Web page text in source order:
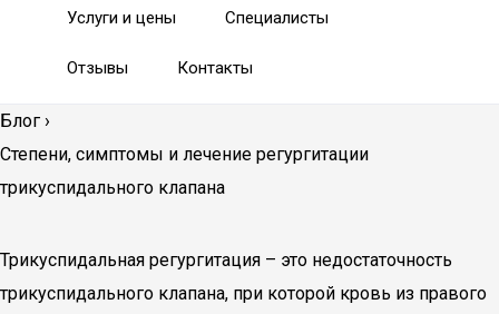
Услуги и цены Специалисты
Отзывы Контакты
Блог ›
Степени, симптомы и лечение регургитации
трикуспидального клапана
Трикуспидальная регургитация – это недостаточность
трикуспидального клапана, при которой кровь из правого